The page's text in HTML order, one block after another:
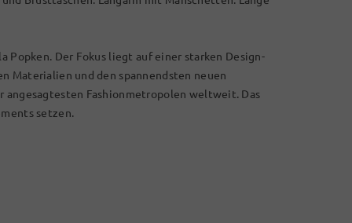
Popken. Der Fokus liegt auf einer starken Design-
Materialien und den spannendsten neuen
angesagtesten Fashionmetropolen weltweit. Das
setzen.